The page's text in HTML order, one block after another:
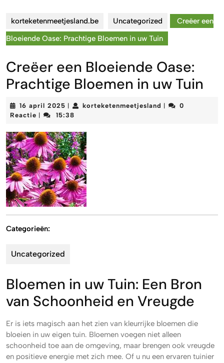
korteketenmeetjesland.be Uncategorized
Creëer een
Bloeiende Oase: Prachtige Bloemen in uw Tuin
Creëer een Bloeiende Oase:
Prachtige Bloemen in uw Tuin
16 april 2025 16
april
korteketenmeetjesland
0
Reactie
15:38
Categorieën:
Uncategorized
Bloemen in uw Tuin: Een Bron
van Schoonheid en Vreugde
Er is iets magisch aan het zien van kleurrijke bloemen die
bloeien in uw eigen tuin. Bloemen voegen niet alleen
schoonheid toe aan de omgeving, maar brengen ook vreugde
en positieve energie met zich mee. Of u nu een ervaren tuinier